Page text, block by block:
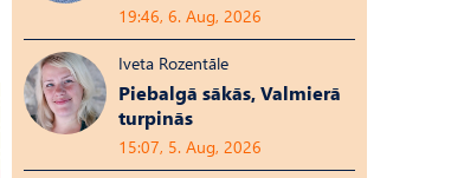
19:46, 6. Aug, 2026
Iveta Rozentāle
Piebalgā sākās, Valmierā
turpinās
15:07, 5. Aug, 2026